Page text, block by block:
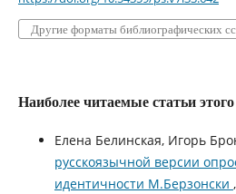
Другие форматы библиографических
Наиболее читаемые статьи
Елена Белинская, Игорь
русскоязычной версии
идентичности М.Берзонски ,